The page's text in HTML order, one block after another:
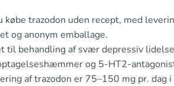
købe trazodon uden recept, med
og anonym emballage.
til behandling af svær depressiv
og 5-HT2-
af trazodon er 75–150 mg pr. dag